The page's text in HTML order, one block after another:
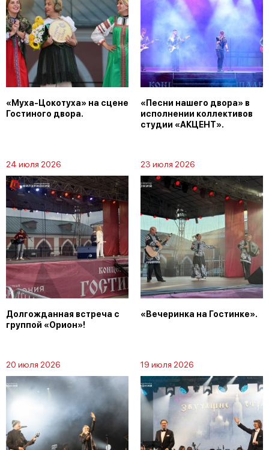
«Муха-Цокотуха» на сцене
Гостиного двора.
«Песни нашего двора» в
исполнении коллективов
студии «АКЦЕНТ».
24 июля 2026
Долгожданная встреча с
группой «Орион»!
23 июля 2026
«Вечеринка на Гостинке».
20 июля 2026 19 июля 2026